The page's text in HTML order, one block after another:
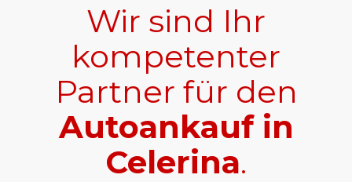
Wir sind Ihr
kompetenter
Partner für den
Autoankauf in
Celerina.